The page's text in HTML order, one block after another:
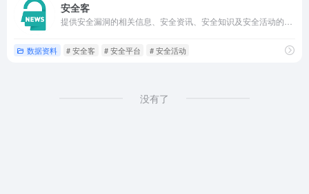
安全客
数据资料 # 安全客 # 安全平台 # 安全活动
没有了